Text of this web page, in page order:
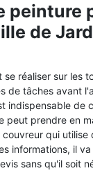
peinture
de
réaliser sur les
de tâches avant
indispensable de
peut prendre en
qui utilise
informations, il
sans qu'il soit